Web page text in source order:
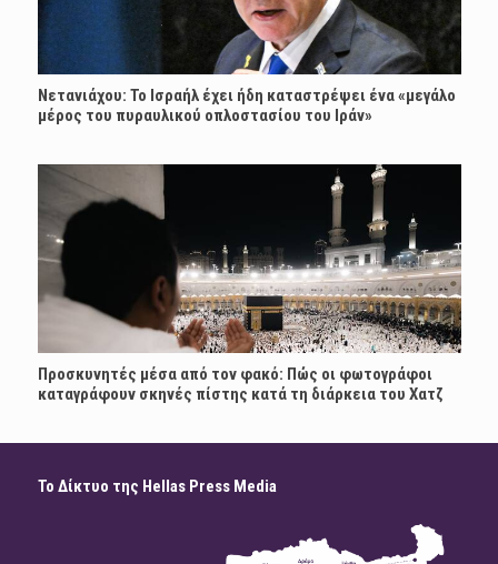
Νετανιάχου: Το Ισραήλ έχει ήδη καταστρέψει ένα «μεγάλο
μέρος του πυραυλικού οπλοστασίου του Ιράν»
Προσκυνητές μέσα από τον φακό: Πώς οι φωτογράφοι
καταγράφουν σκηνές πίστης κατά τη διάρκεια του Χατζ
Το Δίκτυο της Hellas Press Media